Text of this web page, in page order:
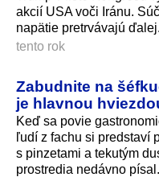
akcií USA voči Iránu.
napätie pretrvávajú ďalej.
tento rok
Zabudnite na
je hlavnou
Keď sa povie
ľudí z fachu si predstaví
s pinzetami a tekutým
prostredia nedávno